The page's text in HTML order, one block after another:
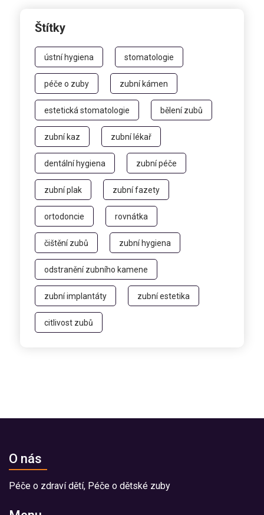
Štítky
ústní hygiena stomatologie
péče o zuby zubní kámen
estetická stomatologie bělení zubů
zubní kaz zubní lékař
dentální hygiena zubní péče
zubní plak zubní fazety
ortodoncie rovnátka
čištění zubů zubní hygiena
odstranění zubního kamene
zubní implantáty zubní estetika
citlivost zubů
O nás
Péče o zdraví dětí, Péče o dětské zuby